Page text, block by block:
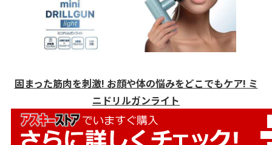
固まった筋肉を刺激! お顔や体の悩みをどこでもケア! ミ
ニドリルガンライト